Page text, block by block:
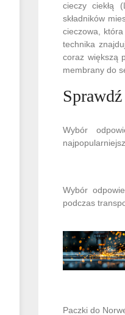
cieczy ciekłą
składników
cieczowa,
technika
coraz większą
membrany do
Wybór
Wybór
podczas
Paczki do